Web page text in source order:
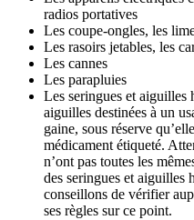
radios portatives
Les coupe-ongles, les
Les rasoirs jetables, les
Les cannes
Les parapluies
Les seringues et aiguilles
aiguilles destinées à un
gaine, sous réserve
médicament étiqueté.
n’ont pas toutes les
des seringues et aiguilles
conseillons de vérifier
ses règles sur ce point.